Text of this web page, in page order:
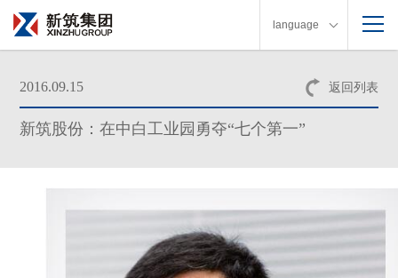
language
返回列表
2016.09.15
新筑股份：在中白工业园勇夺“七个第一”